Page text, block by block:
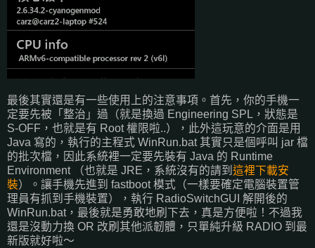
最後其實還是有一些使用上的注意事項。首先，你的手機一
定要先被「整治」過（就是換過 Engineering SPL，狀態是
S-OFF，也就是有 Root 權限啦..），此外這玩意的介面是用
Java 寫的，執行的主程式 WinRun.bat 其實只是個呼叫 jar 檔
的批次檔，因此系統裡一定要先裝有 Java 的 Runtime
Environment （也就是 JRE，系統沒有的請到 這裡下載安
裝）。讓手機先進到 fastboot 模式（一樣要確定電腦裝置管
理員有抓到手機裝置），執行 RadioSwitchGUI 解開後的
WinRun.bat，最後就是勇敢地刷下去，真是方便啦！不過我
還是沒動力換 OR 改刷其他派韌體，只單純升級 RADIO 到最
新版就好啦～